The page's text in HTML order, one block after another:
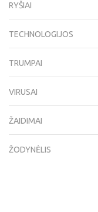
RYŠIAI
TECHNOLOGIJOS
TRUMPAI
VIRUSAI
ŽAIDIMAI
ŽODYNĖLIS